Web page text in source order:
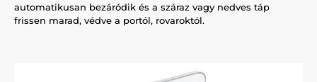
automatikusan bezáródik és a száraz vagy nedves táp
frissen marad, védve a portól, rovaroktól.